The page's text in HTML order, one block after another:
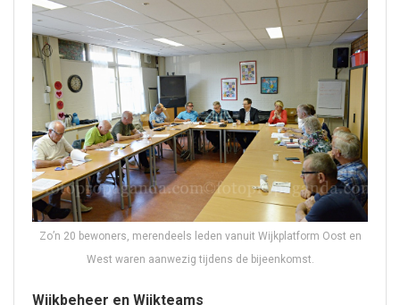
Zo’n 20 bewoners, merendeels leden vanuit Wijkplatform Oost en
West waren aanwezig tijdens de bijeenkomst.
Wijkbeheer en Wijkteams